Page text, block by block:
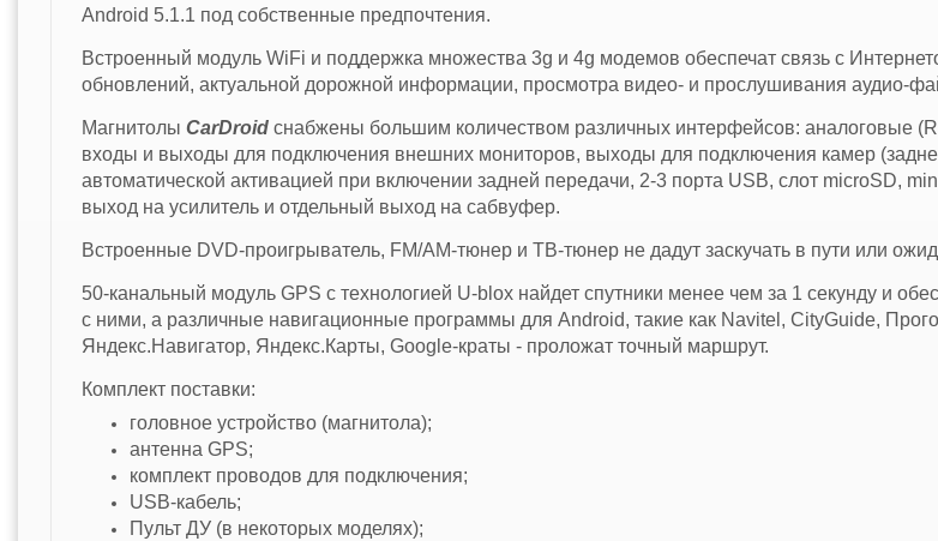
Android 5.1.1 под собственные предпочтения.
Встроенный модуль WiFi и поддержка множества 3g и 4g модемов обеспечат связь с
обновлений, актуальной дорожной информации, просмотра видео- и прослушивания аудио-
Магнитолы CarDroidснабжены большим количеством различных интерфейсов: аналоговые
входы и выходы для подключения внешних мониторов, выходы для подключения камер
автоматической активацией при включении задней передачи, 2-3 порта USB, слот microSD,
выход на усилитель и отдельный выход на сабвуфер.
Встроенные DVD-проигрыватель, FM/AM-тюнер и ТВ-тюнер не дадут заскучать в пути или
50-канальный модуль GPS с технологией U-blox найдет спутники менее чем за 1 секунду и
с ними, а различные навигационные программы для Android, такие как Navitel, CityGuide,
Яндекс.Навигатор, Яндекс.Карты, Google-краты - проложат точный маршрут.
Комплект поставки:
головное устройство (магнитола);
антенна GPS;
комплект проводов для подключения;
USB-кабель;
Пульт ДУ (в некоторых моделях);